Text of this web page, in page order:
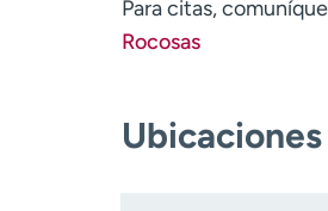
Para citas,
Rocosas
Ubicaciones